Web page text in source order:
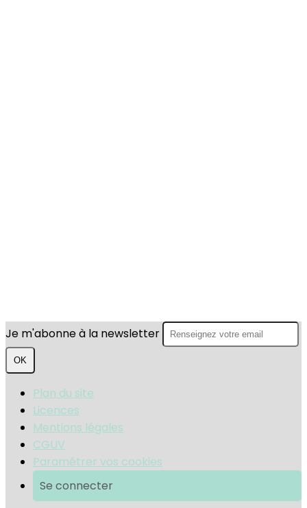
Je m'abonne à la newsletter
OK
Plan du site
Licences
Mentions légales
CGUV
Paramétrer vos cookies
Se connecter